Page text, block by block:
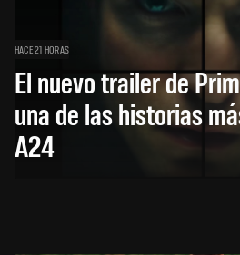
HACE 21 HORAS
El nuevo trailer de
una de las historias
A24